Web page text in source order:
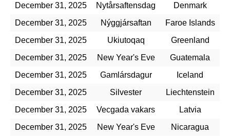
December 31, 2025 Nytårsaftensdag
Denmark
December 31, 2025
Nýggjársaftan
Faroe Islands
December 31, 2025
Ukiutoqaq
Greenland
December 31, 2025
New Year's Eve
Guatemala
December 31, 2025
Gamlársdagur
Iceland
December 31, 2025
Silvester
Liechtenstein
December 31, 2025
Vecgada vakars
Latvia
December 31, 2025
New Year's Eve
Nicaragua